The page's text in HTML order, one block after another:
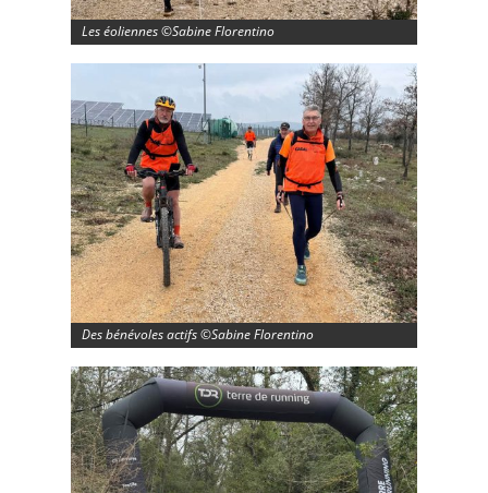
Les éoliennes ©Sabine Florentino
Des bénévoles actifs ©Sabine Florentino